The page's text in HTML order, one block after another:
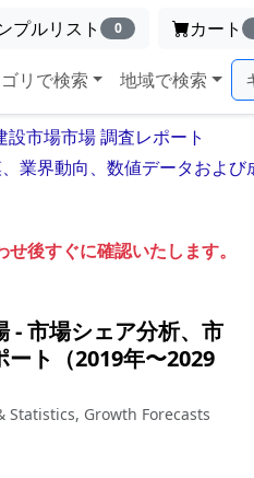
プルリスト 0 カート
リで検索 地域で検索
設市場市場 調査レポート
業界動向、数値データおよ
後すぐに確認いたします。
- 市場シェア分析、市
ト（2019年〜2029
Growth Forecasts